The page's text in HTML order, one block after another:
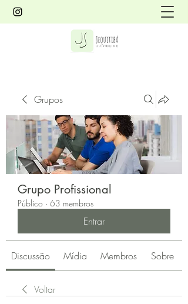
Grupos
Grupo Profissional
Público · 63 membros
Entrar
Discussão Mídia Membros Sobre
Voltar